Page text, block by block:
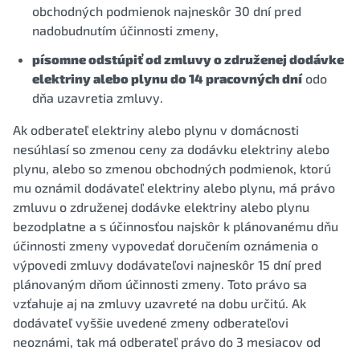
obchodných podmienok najneskôr 30 dní pred
nadobudnutím účinnosti zmeny,
písomne odstúpiť od zmluvy o združenej dodávke
elektriny alebo plynu do 14 pracovných dníodo
dňa uzavretia zmluvy.
Ak odberateľ elektriny alebo plynu v domácnosti
nesúhlasí so zmenou ceny za dodávku elektriny alebo
plynu, alebo so zmenou obchodných podmienok, ktorú
mu oznámil dodávateľ elektriny alebo plynu, má právo
zmluvu o združenej dodávke elektriny alebo plynu
bezodplatne a s účinnosťou najskôr k plánovanému dňu
účinnosti zmeny vypovedať doručením oznámenia o
výpovedi zmluvy dodávateľovi najneskôr 15 dní pred
plánovaným dňom účinnosti zmeny. Toto právo sa
vzťahuje aj na zmluvy uzavreté na dobu určitú. Ak
dodávateľ vyššie uvedené zmeny odberateľovi
neoznámi, tak má odberateľ právo do 3 mesiacov od